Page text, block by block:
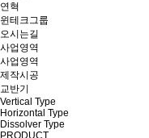
연혁
윈테크그룹
오시는길
사업영역
사업영역
제작시공
교반기
Vertical Type
Horizontal Type
Dissolver Type
PRODUCT